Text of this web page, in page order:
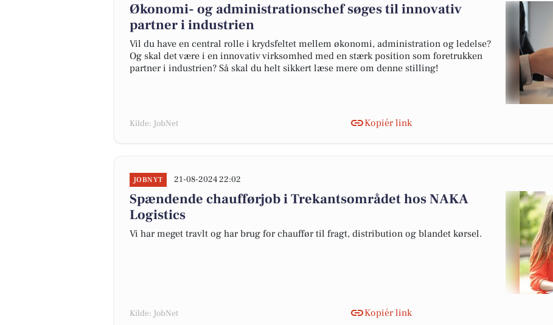
Økonomi- og administrationschef søges til innovativ
partner i industrien
Vil du have en central rolle i krydsfeltet mellem økonomi, administration og ledelse?
Og skal det være i en innovativ virksomhed med en stærk position som foretrukken
partner i industrien? Så skal du helt sikkert læse mere om denne stilling!
Kilde: JobNet Kopiér link
JOBNYT 21-08-2024 22:02
Spændende chaufførjob i Trekantsområdet hos NAKA
Logistics
Vi har meget travlt og har brug for chauffør til fragt, distribution og blandet kørsel.
Kilde: JobNet Kopiér link